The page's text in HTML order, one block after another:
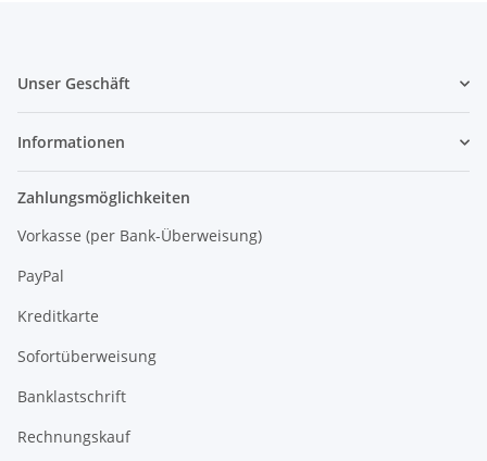
Unser Geschäft
Informationen
Zahlungsmöglichkeiten
Vorkasse (per Bank-Überweisung)
PayPal
Kreditkarte
Sofortüberweisung
Banklastschrift
Rechnungskauf